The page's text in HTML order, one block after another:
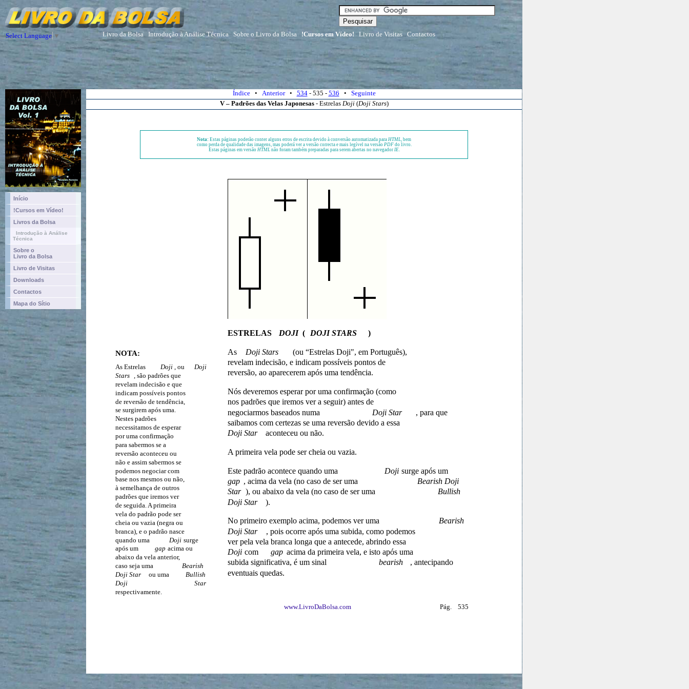
Select Language ▼ Livro da Bolsa Introdução à Análise Técnica Sobre o Livro da Bolsa !Cursos em Vídeo! Livro de Visitas Contactos
Início
!Cursos em Vídeo!
Livros da Bolsa
Introdução à Análise
Técnica
Sobre o
Livro da Bolsa
Livro de Visitas
Downloads
Contactos
Mapa do Sítio
V – Padrões das Velas Japonesas- Estrelas Doji(Doji Stars)
Índice• Anterior• 534- 535 - 536 • Seguinte
ESTRELAS DOJI ( DOJI STARS )
As Doji Stars
(ou “Estrelas Doji", em Português),
revelam indecisão, e indicam possíveis pontos de
reversão, ao aparecerem após uma tendência.
Nós deveremos esperar por uma confirmação (como
nos padrões que iremos ver a seguir) antes de
negociarmos baseados numa
Doji Star
, para que
saibamos com certezas se uma reversão devido a essa
Doji Star
aconteceu ou não.
A primeira vela pode ser cheia ou vazia.
Este padrão acontece quando uma Doji surge após um
gap , acima da vela (no caso de ser uma
Bearish Doji
Star ), ou abaixo da vela (no caso de ser uma
Bullish
Doji Star
).
No primeiro exemplo acima, podemos ver uma
Bearish
Doji Star
, pois ocorre após uma subida, como podemos
ver pela vela branca longa que a antecede, abrindo essa
Doji com gap acima da primeira vela, e isto após uma
subida significativa, é um sinal
bearish
, antecipando
eventuais quedas.
www.LivroDaBolsa.com Pág. 535
NOTA:
As Estrelas Doji , ou
Doji
Stars , são padrões que
revelam indecisão e que
indicam possíveis pontos
de reversão de tendência,
se surgirem após uma.
Nestes padrões
necessitamos de esperar
por uma confirmação
para sabermos se a
reversão aconteceu ou
não e assim sabermos se
podemos negociar com
base nos mesmos ou não,
à semelhança de outros
padrões que iremos ver
de seguida. A primeira
vela do padrão pode ser
cheia ou vazia (negra ou
branca), e o padrão nasce
quando uma
Doji surge
após um
gap acima ou
abaixo da vela anterior,
caso seja uma
Bearish
Doji Star
ou uma
Bullish
Doji
Star
respectivamente.
Nota: Estas páginas poderão conter alguns erros de escrita devido à conversão automatizada para HTML, bem
como perda de qualidade das imagens, mas poderá ver a versão correcta e mais legível na versão PDFdo livro.
Estas páginas em versão HTMLnão foram também preparadas para serem abertas no navegador IE.